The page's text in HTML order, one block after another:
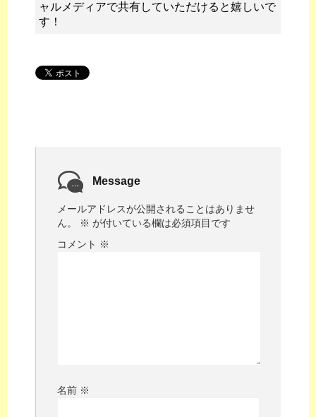
ャルメディアで共有していただけると嬉しいで
す！
Message
メールアドレスが公開されることはありませ
ん。
※ が付いている欄は必須項目です
コメント ※
名前 ※